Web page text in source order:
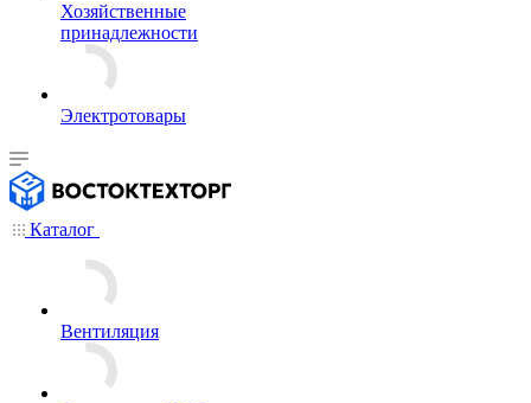
Хозяйственные
принадлежности
Электротовары
Каталог
Вентиляция